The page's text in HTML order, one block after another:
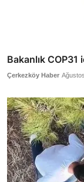
Bakanlık
Çerkezköy Haber